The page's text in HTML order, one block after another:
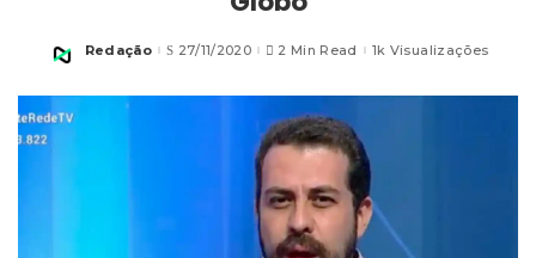
Posted
Redação 27/11/2020 2 Min Read 1k Visualizações